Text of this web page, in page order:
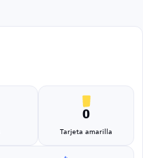
0
Tarjeta amarilla